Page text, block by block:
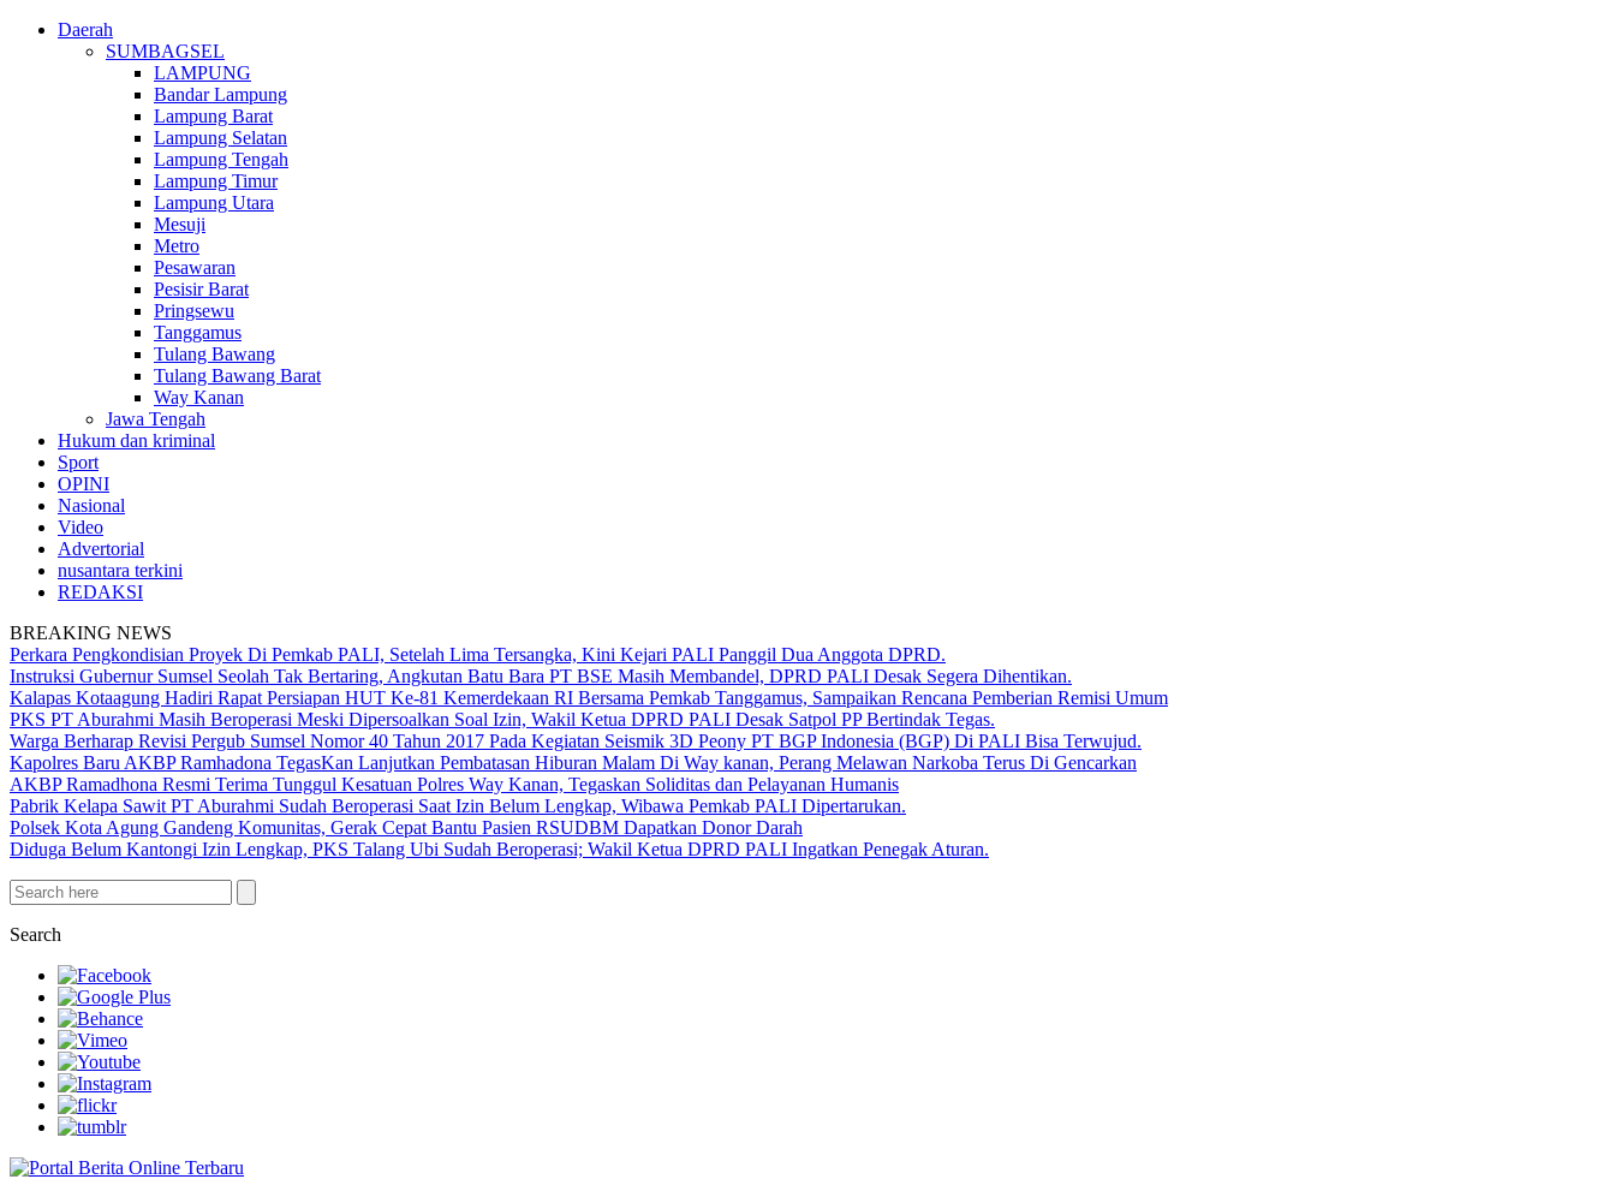
Daerah
SUMBAGSEL
LAMPUNG
Bandar Lampung
Lampung Barat
Lampung Selatan
Lampung Tengah
Lampung Timur
Lampung Utara
Mesuji
Metro
Pesawaran
Pesisir Barat
Pringsewu
Tanggamus
Tulang Bawang
Tulang Bawang Barat
Way Kanan
Jawa Tengah
Hukum dan kriminal
Sport
OPINI
Nasional
Video
Advertorial
nusantara terkini
REDAKSI
BREAKING NEWS
Perkara Pengkondisian Proyek Di Pemkab PALI, Setelah Lima Tersangka, Kini Kejari PALI Panggil Dua Anggota DPRD.
Instruksi Gubernur Sumsel Seolah Tak Bertaring, Angkutan Batu Bara PT BSE Masih Membandel, DPRD PALI Desak Segera Dihentikan.
Kalapas Kotaagung Hadiri Rapat Persiapan HUT Ke-81 Kemerdekaan RI Bersama Pemkab Tanggamus, Sampaikan Rencana Pemberian Remisi Umum
PKS PT Aburahmi Masih Beroperasi Meski Dipersoalkan Soal Izin, Wakil Ketua DPRD PALI Desak Satpol PP Bertindak Tegas.
Warga Berharap Revisi Pergub Sumsel Nomor 40 Tahun 2017 Pada Kegiatan Seismik 3D Peony PT BGP Indonesia (BGP) Di PALI Bisa Terwujud.
Kapolres Baru AKBP Ramhadona TegasKan Lanjutkan Pembatasan Hiburan Malam Di Way kanan, Perang Melawan Narkoba Terus Di Gencarkan
AKBP Ramadhona Resmi Terima Tunggul Kesatuan Polres Way Kanan, Tegaskan Soliditas dan Pelayanan Humanis
Pabrik Kelapa Sawit PT Aburahmi Sudah Beroperasi Saat Izin Belum Lengkap, Wibawa Pemkab PALI Dipertarukan.
Polsek Kota Agung Gandeng Komunitas, Gerak Cepat Bantu Pasien RSUDBM Dapatkan Donor Darah
Diduga Belum Kantongi Izin Lengkap, PKS Talang Ubi Sudah Beroperasi; Wakil Ketua DPRD PALI Ingatkan Penegak Aturan.
Search